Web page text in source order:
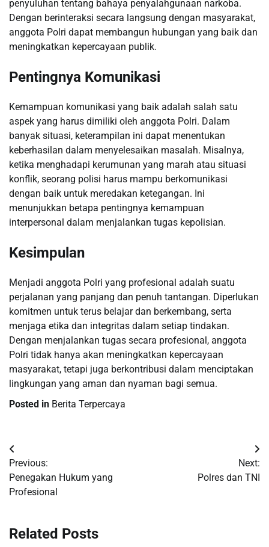
penyuluhan tentang bahaya penyalahgunaan narkoba.
Dengan berinteraksi secara langsung dengan masyarakat,
anggota Polri dapat membangun hubungan yang baik dan
meningkatkan kepercayaan publik.
Pentingnya Komunikasi
Kemampuan komunikasi yang baik adalah salah satu
aspek yang harus dimiliki oleh anggota Polri. Dalam
banyak situasi, keterampilan ini dapat menentukan
keberhasilan dalam menyelesaikan masalah. Misalnya,
ketika menghadapi kerumunan yang marah atau situasi
konflik, seorang polisi harus mampu berkomunikasi
dengan baik untuk meredakan ketegangan. Ini
menunjukkan betapa pentingnya kemampuan
interpersonal dalam menjalankan tugas kepolisian.
Kesimpulan
Menjadi anggota Polri yang profesional adalah suatu
perjalanan yang panjang dan penuh tantangan. Diperlukan
komitmen untuk terus belajar dan berkembang, serta
menjaga etika dan integritas dalam setiap tindakan.
Dengan menjalankan tugas secara profesional, anggota
Polri tidak hanya akan meningkatkan kepercayaan
masyarakat, tetapi juga berkontribusi dalam menciptakan
lingkungan yang aman dan nyaman bagi semua.
Posted in Berita Terpercaya
Post
navigation
Previous:
Penegakan Hukum yang
Profesional
Next:
Polres dan TNI
Related Posts